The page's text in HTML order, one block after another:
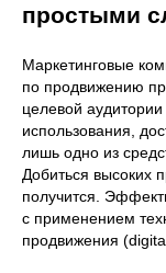
простыми
Маркетинговые
по продвижению
целевой аудитории
использования,
лишь одно из
Добиться высоких
получится.
с применением
продвижения